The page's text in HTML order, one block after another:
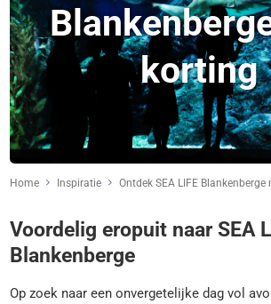
korting
Home Inspiratie Ontdek SEA LIFE
Voordelig eropuit naar SEA
Blankenberge
Op zoek naar een onvergetelijke dag vol